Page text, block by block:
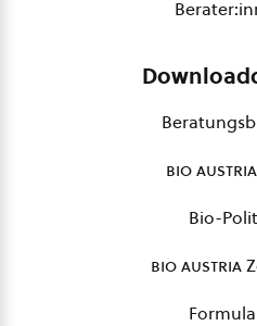
bio austria
Bio-
bio austria